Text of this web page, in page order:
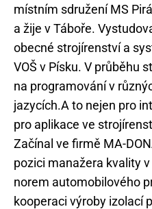
místním sdružení MS
a žije v Táboře.
obecné strojírenství a
VOŠ v Písku. V průběhu
na programování v
jazycích.A to nejen pro
pro aplikace ve
Začínal ve firmě MA-
pozici manažera kvality
norem automobilového
kooperaci výroby izolací